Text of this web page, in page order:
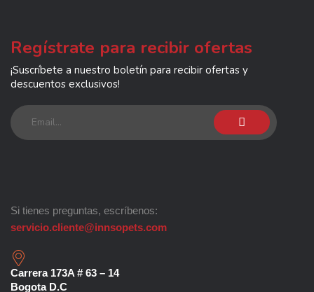
Regístrate para recibir ofertas
¡Suscríbete a nuestro boletín para recibir ofertas y
descuentos exclusivos!
Si tienes preguntas, escríbenos:
servicio.cliente@innsopets.com
Carrera 173A # 63 – 14
Bogota D.C